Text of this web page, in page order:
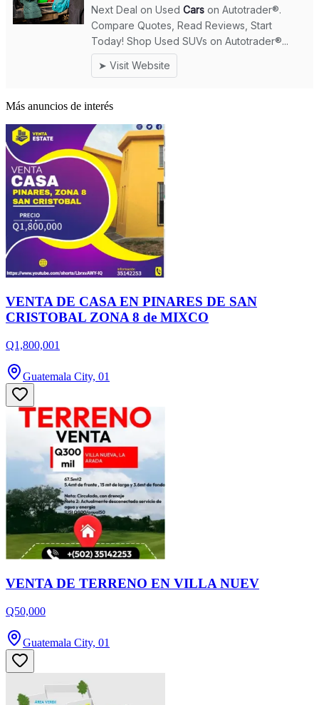
Más anuncios de interés
VENTA DE CASA EN PINARES DE SAN
CRISTOBAL ZONA 8 de MIXCO
Q1,800,001
Guatemala City, 01
VENTA DE TERRENO EN VILLA NUEV
Q50,000
Guatemala City, 01